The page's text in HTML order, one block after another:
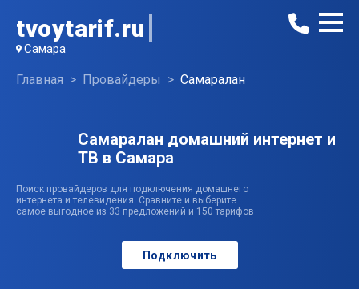
tvoytarif.ru
Самара
Главная Провайдеры Самаралан
Самаралан домашний интернет и
ТВ в Самара
Поиск провайдеров для подключения домашнего
интернета и телевидения. Сравните и выберите
самое выгодное из 33 предложений и 150 тарифов
Подключить